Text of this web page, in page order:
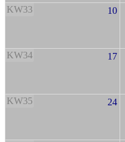
KW33 10
KW34 17
KW35 24